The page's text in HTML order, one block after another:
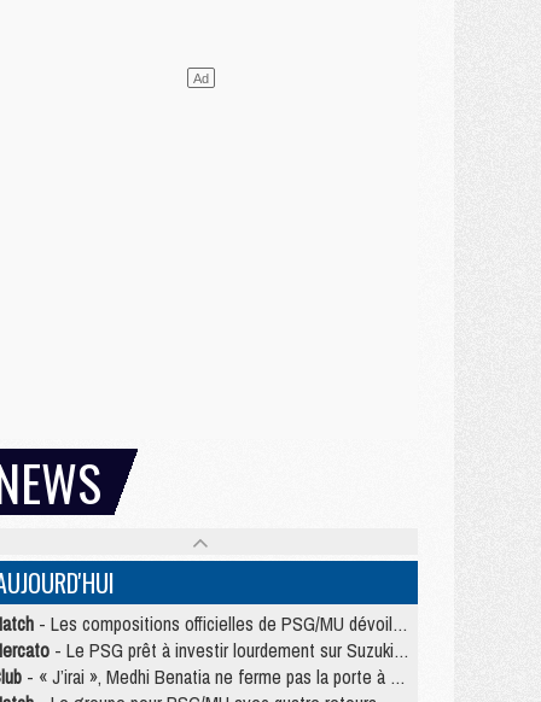
- Les compositions officielles de PSG/MU dévoilées, Pacho titulaire
- Le PSG prêt à investir lourdement sur Suzuki malgré Safonov et Chevalier
- « J’irai », Medhi Benatia ne ferme pas la porte à une arrivée au PSG